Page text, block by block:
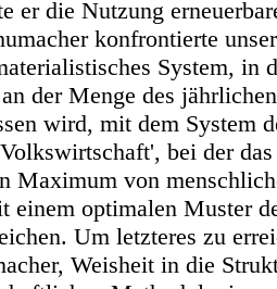
er die Nutzung
konfrontierte unser
System, in
der Menge des jährlichen
wird, mit dem System
bei der
Maximum von
einem optimalen Muster
Um letzteres zu
Weisheit in die